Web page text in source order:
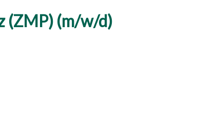
(ZMP) (m/w/d)